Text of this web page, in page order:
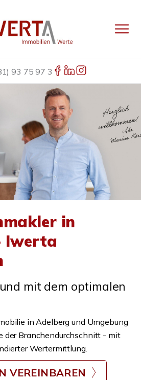
93 75 97 3
in
Iwerta
mit dem optimalen
in Adelberg und Umgebung
der Branchendurchschnitt - mit
Wertermittlung.
VEREINBAREN